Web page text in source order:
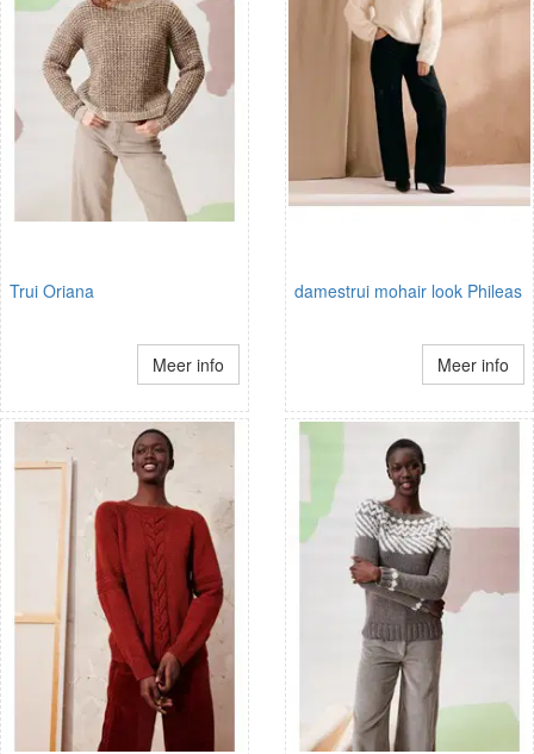
Trui Oriana
Meer info
damestrui mohair look Phileas
Meer info